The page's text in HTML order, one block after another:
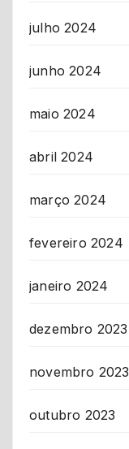
julho 2024
junho 2024
maio 2024
abril 2024
março 2024
fevereiro 2024
janeiro 2024
dezembro 2023
novembro 2023
outubro 2023